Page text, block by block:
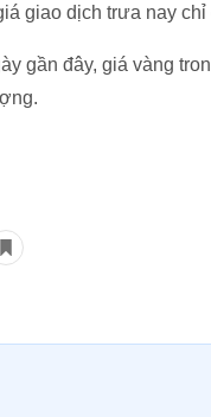
giao dịch trưa nay chỉ
gần đây, giá vàng